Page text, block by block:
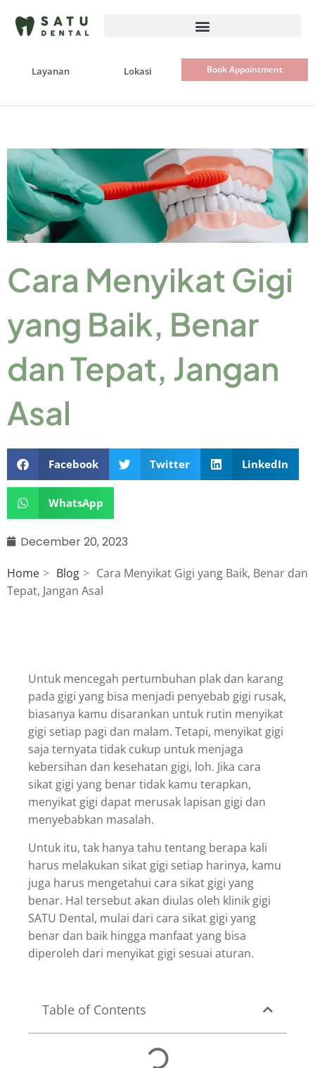
Layanan Lokasi Book Appointment
Cara Menyikat Gigi
yang Baik, Benar
dan Tepat, Jangan
Asal
Facebook Twitter LinkedIn
WhatsApp
December 20, 2023
Home Blog
Cara Menyikat Gigi yang Baik, Benar dan
Tepat, Jangan Asal
Untuk mencegah pertumbuhan plak dan karang
pada gigi yang bisa menjadi penyebab gigi rusak,
biasanya kamu disarankan untuk rutin menyikat
gigi setiap pagi dan malam. Tetapi, menyikat gigi
saja ternyata tidak cukup untuk menjaga
kebersihan dan kesehatan gigi, loh. Jika cara
sikat gigi yang benar tidak kamu terapkan,
menyikat gigi dapat merusak lapisan gigi dan
menyebabkan masalah.
Untuk itu, tak hanya tahu tentang berapa kali
harus melakukan sikat gigi setiap harinya, kamu
juga harus mengetahui cara sikat gigi yang
benar. Hal tersebut akan diulas oleh klinik gigi
SATU Dental, mulai dari cara sikat gigi yang
benar dan baik hingga manfaat yang bisa
diperoleh dari menyikat gigi sesuai aturan.
Table of Contents